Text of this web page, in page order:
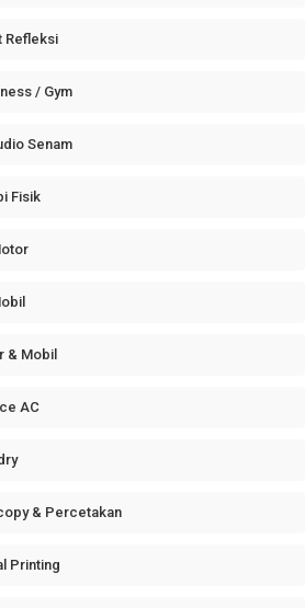
Refleksi
/ Gym
Senam
Fisik
& Mobil
AC
& Percetakan
Printing